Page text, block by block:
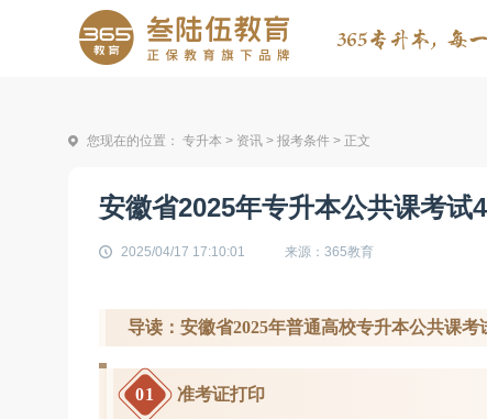
您现在的位置： 专升本 > 资讯 > 报考条件 > 正文
安徽省2025年专升本公共课考试
2025/04/17 17:10:01 来源：365教育
导读：安徽省2025年普通高校专升本公共课
01 准考证打印